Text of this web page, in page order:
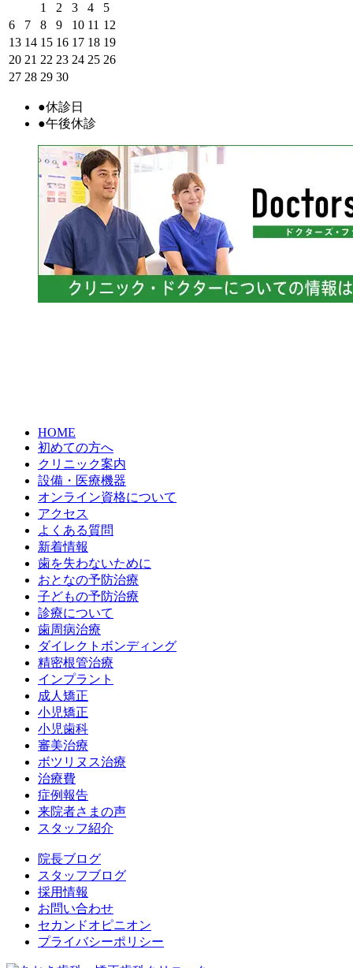
1
2 3 4
5
6
7 8 9 10 11 12
13 14 15 16 17 18 19
20 21 22 23 24 25 26
27 28 29 30
●休診日
●午後休診
HOME
初めての方へ
クリニック案内
設備・医療機器
オンライン資格について
アクセス
よくある質問
新着情報
歯を失わないために
おとなの予防治療
子どもの予防治療
診療について
歯周病治療
ダイレクトボンディング
精密根管治療
インプラント
成人矯正
小児矯正
小児歯科
審美治療
ボツリヌス治療
治療費
症例報告
来院者さまの声
スタッフ紹介
院長ブログ
スタッフブログ
採用情報
お問い合わせ
セカンドオピニオン
プライバシーポリシー